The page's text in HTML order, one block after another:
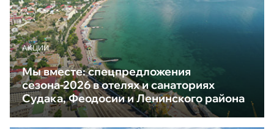
АКЦИИ
Мы вместе: спецпредложения
сезона-2026 в отелях и санаториях
Судака, Феодосии и Ленинского района